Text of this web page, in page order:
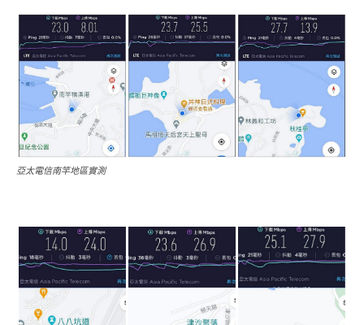
亞太電信南竿地區實測